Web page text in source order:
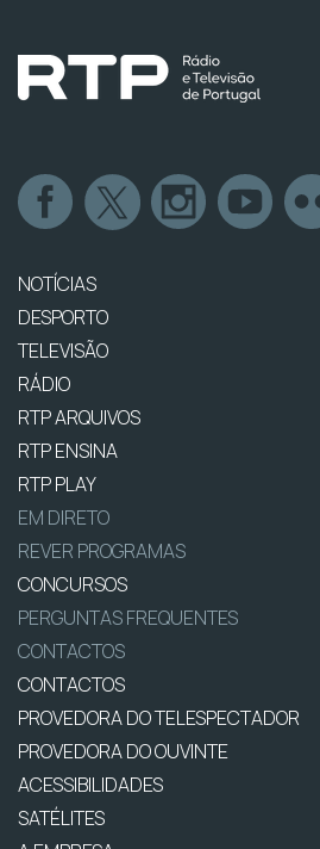
NOTÍCIAS
DESPORTO
TELEVISÃO
RÁDIO
RTP ARQUIVOS
RTP ENSINA
RTP PLAY
EM DIRETO
REVER PROGRAMAS
CONCURSOS
PERGUNTAS FREQUENTES
CONTACTOS
CONTACTOS
PROVEDORA DO TELESPECTADOR
PROVEDORA DO OUVINTE
ACESSIBILIDADES
SATÉLITES